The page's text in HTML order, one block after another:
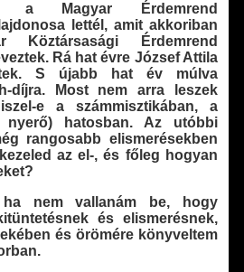
a Magyar Érdemrend
lettél, amit akkoriban
Érdemrend
Rá hat évre József Attila
S újabb hat év múlva
díjra. Most nem arra leszek
e a számmisztikában, a
hatosban. Az utóbbi
rangosabb elismerésekben
az el-, és főleg hogyan
ha nem vallanám be, hogy
és elismerésnek,
és örömére könyveltem